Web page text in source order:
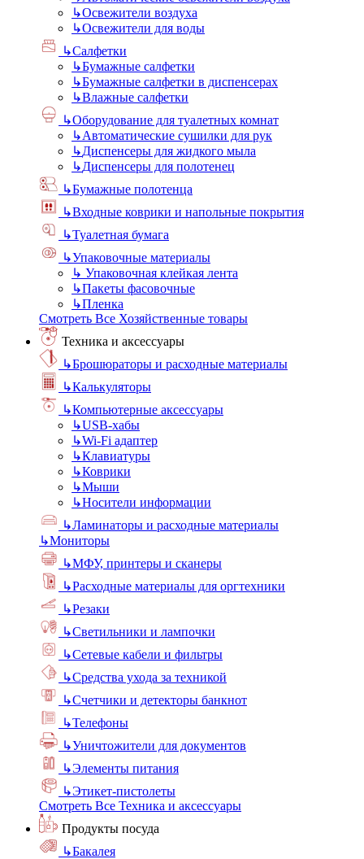
↳Освежители воздуха
↳Освежители для воды
↳Салфетки
↳Бумажные салфетки
↳Бумажные салфетки в диспенсерах
↳Влажные салфетки
↳Оборудование для туалетных комнат
↳Автоматические сушилки для рук
↳Диспенсеры для жидкого мыла
↳Диспенсеры для полотенец
↳Бумажные полотенца
↳Входные коврики и напольные покрытия
↳Туалетная бумага
↳Упаковочные материалы
↳ Упаковочная клейкая лента
↳Пакеты фасовочные
↳Пленка
Смотреть Все Хозяйственные товары
Техника и аксессуары
↳Брошюраторы и расходные материалы
↳Калькуляторы
↳Компьютерные аксессуары
↳USB-хабы
↳Wi-Fi адаптер
↳Клавиатуры
↳Коврики
↳Мыши
↳Носители информации
↳Ламинаторы и расходные материалы
↳Мониторы
↳МФУ, принтеры и сканеры
↳Расходные материалы для оргтехники
↳Резаки
↳Светильники и лампочки
↳Сетевые кабели и фильтры
↳Средства ухода за техникой
↳Счетчики и детекторы банкнот
↳Телефоны
↳Уничтожители для документов
↳Элементы питания
↳Этикет-пистолеты
Смотреть Все Техника и аксессуары
Продукты посуда
↳Бакалея